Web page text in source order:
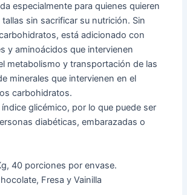
especialmente para quienes quieren
sin sacrificar su nutrición. Sin
está adicionado con
y aminoácidos que intervienen
metabolismo y transportación de las
minerales que intervienen en el
carbohidratos.
glicémico, por lo que puede ser
diabéticas, embarazadas o
40 porciones por envase.
Fresa y Vainilla